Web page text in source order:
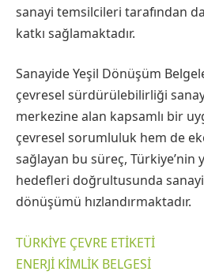
sanayi temsilcileri tarafından
katkı sağlamaktadır.
Sanayide Yeşil Dönüşüm
çevresel sürdürülebilirliği
merkezine alan kapsamlı bir
çevresel sorumluluk hem de
sağlayan bu süreç, Türkiye’nin
hedefleri doğrultusunda
dönüşümü hızlandırmaktadır.
TÜRKİYE ÇEVRE ETİKETİ
ENERJİ KİMLİK BELGESİ